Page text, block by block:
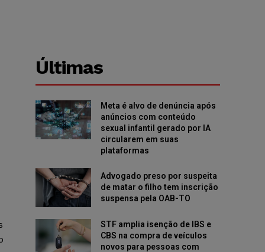
Últimas
Meta é alvo de denúncia após
anúncios com conteúdo
sexual infantil gerado por IA
circularem em suas
plataformas
Advogado preso por suspeita
de matar o filho tem inscrição
suspensa pela OAB-TO
STF amplia isenção de IBS e
CBS na compra de veículos
novos para pessoas com